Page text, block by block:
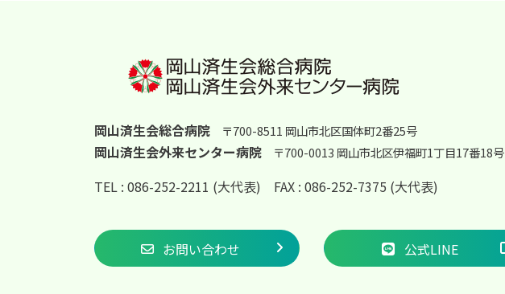
岡山済生会総合病院 〒700-8511 岡山市北区国体町2番25号
岡山済生会外来センター病院 〒700-0013 岡山市北区伊福町1丁目17番18号
TEL : 086-252-2211 (大代表) FAX : 086-252-7375 (大代表)
お問い合わせ 公式LINE